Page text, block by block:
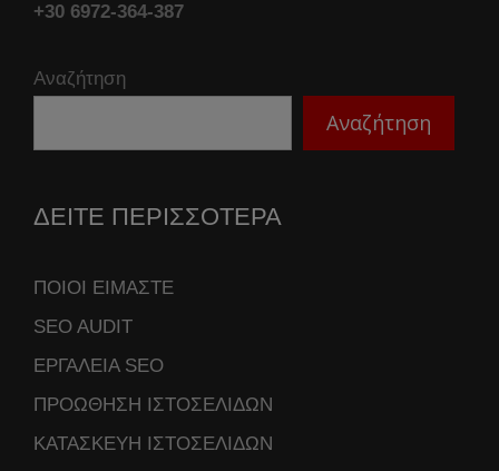
+30 6972-364-387
Αναζήτηση
Αναζήτηση
ΔΕΙΤΕ ΠΕΡΙΣΣΟΤΕΡΑ
ΠΟΙΟΙ ΕΙΜΑΣΤΕ
SEO AUDIT
ΕΡΓΑΛΕΙΑ SEO
ΠΡΟΩΘΗΣΗ ΙΣΤΟΣΕΛΙΔΩΝ
ΚΑΤΑΣΚΕΥΗ ΙΣΤΟΣΕΛΙΔΩΝ